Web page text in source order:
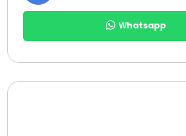
Whatsapp